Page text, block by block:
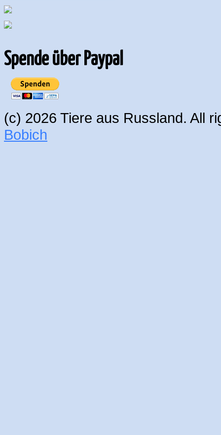
Spende über Paypal
(c) 2026 Tiere aus Russland. All
Bobich